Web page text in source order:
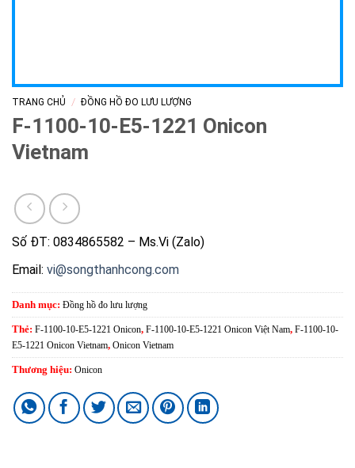
TRANG CHỦ / ĐỒNG HỒ ĐO LƯU LƯỢNG
F-1100-10-E5-1221 Onicon
Vietnam
Số ĐT: 0834865582 – Ms.Vi (Zalo)
Email: vi@songthanhcong.com
Danh mục: Đồng hồ đo lưu lượng
Thẻ: F-1100-10-E5-1221 Onicon, F-1100-10-E5-1221 Onicon Việt Nam, F-1100-10-
E5-1221 Onicon Vietnam, Onicon Vietnam
Thương hiệu: Onicon